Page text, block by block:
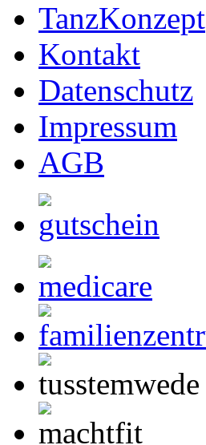
TanzKonzept
Kontakt
Datenschutz
Impressum
AGB